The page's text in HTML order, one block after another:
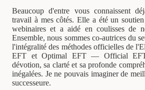
Beaucoup d'entre vous connaissent
travail à mes côtés. Elle a été un
webinaires et a aidé en coulisses de
Ensemble, nous sommes co-autrices du
l'intégralité des méthodes officielles de
EFT et Optimal EFT — Official
dévotion, sa clarté et sa profonde
inégalées. Je ne pouvais imaginer de
successeure.